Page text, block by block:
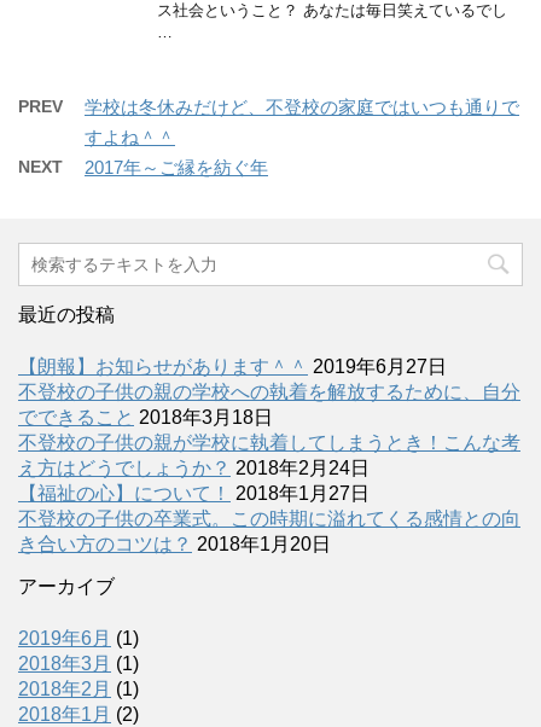
ス社会ということ？ あなたは毎日笑えているでし
…
PREV
学校は冬休みだけど、不登校の家庭ではいつも通りで
すよね＾＾
NEXT 2017年～ご縁を紡ぐ年
最近の投稿
【朗報】お知らせがあります＾＾ 2019年6月27日
不登校の子供の親の学校への執着を解放するために、自分
でできること 2018年3月18日
不登校の子供の親が学校に執着してしまうとき！こんな考
え方はどうでしょうか？ 2018年2月24日
【福祉の心】について！
2018年1月27日
不登校の子供の卒業式。この時期に溢れてくる感情との向
き合い方のコツは？ 2018年1月20日
アーカイブ
2019年6月 (1)
2018年3月 (1)
2018年2月 (1)
2018年1月 (2)